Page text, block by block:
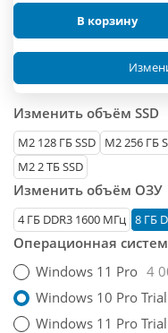
В корзину
Изменить объём SSD
М2 128 ГБ SSD M2 256 ГБ
M2 2 ТБ SSD
Изменить объём ОЗУ
4 ГБ DDR3 1600 МГц 8 ГБ
Операционная
Windows 11 Pro 4
Windows 10 Pro Trial
Windows 11 Pro Trial